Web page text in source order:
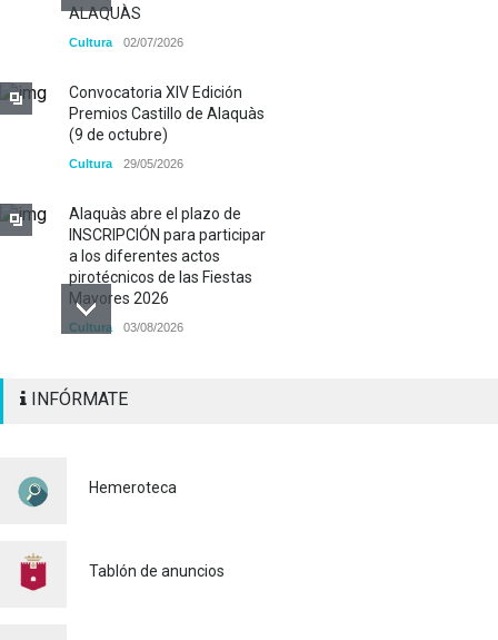
ALAQUÀS
Cultura 02/07/2026
Convocatoria XIV Edición
Premios Castillo de Alaquàs
(9 de octubre)
Cultura 29/05/2026
Alaquàs abre el plazo de
INSCRIPCIÓN para participar
a los diferentes actos
pirotécnicos de las Fiestas
Mayores 2026
Cultura 03/08/2026
PAELLAS 2026
Bono Cultural Joven 2026:
400 euros para disfrutar de
INFÓRMATE
Hemeroteca
Tablón de anuncios